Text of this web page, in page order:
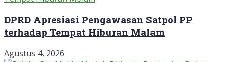
DPRD Apresiasi Pengawasan Satpol PP
terhadap Tempat Hiburan Malam
Agustus 4, 2026